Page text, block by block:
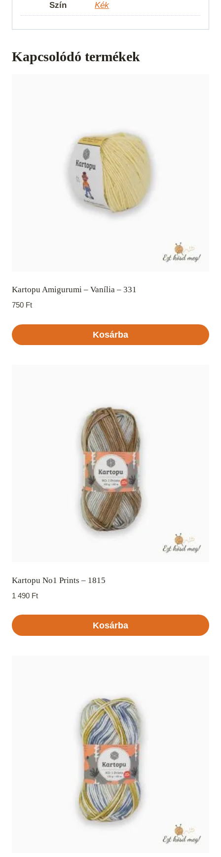
Szín Kék
Kapcsolódó termékek
Kartopu Amigurumi – Vanília – 331
750 Ft
Kosárba
Kartopu No1 Prints – 1815
1 490 Ft
Kosárba